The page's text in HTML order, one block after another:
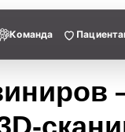
Команда